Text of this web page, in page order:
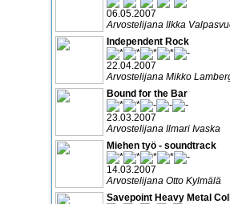
06.05.2007
Arvostelijana Ilkka
Independent Rock
22.04.2007
Arvostelijana Mikko
Bound for the Bar
23.03.2007
Arvostelijana Ilmari Ivaska
Miehen työ - soundtrack
14.03.2007
Arvostelijana Otto Kylmälä
Savepoint Heavy Metal